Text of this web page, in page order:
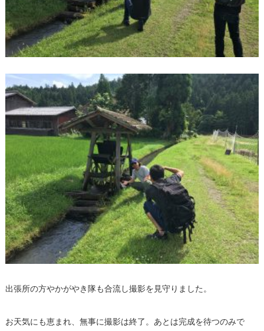
出張所の方やかがやき隊も合流し撮影を見守りました。
お天気にも恵まれ、無事に撮影は終了。あとは完成を待つのみで